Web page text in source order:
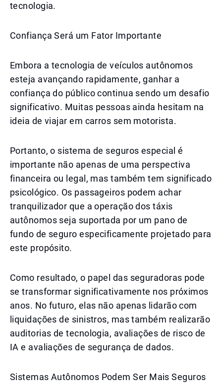
tecnologia.
Confiança Será um Fator Importante
Embora a tecnologia de veículos autônomos
esteja avançando rapidamente, ganhar a
confiança do público continua sendo um desafio
significativo. Muitas pessoas ainda hesitam na
ideia de viajar em carros sem motorista.
Portanto, o sistema de seguros especial é
importante não apenas de uma perspectiva
financeira ou legal, mas também tem significado
psicológico. Os passageiros podem achar
tranquilizador que a operação dos táxis
autônomos seja suportada por um pano de
fundo de seguro especificamente projetado para
este propósito.
Como resultado, o papel das seguradoras pode
se transformar significativamente nos próximos
anos. No futuro, elas não apenas lidarão com
liquidações de sinistros, mas também realizarão
auditorias de tecnologia, avaliações de risco de
IA e avaliações de segurança de dados.
Sistemas Autônomos Podem Ser Mais Seguros